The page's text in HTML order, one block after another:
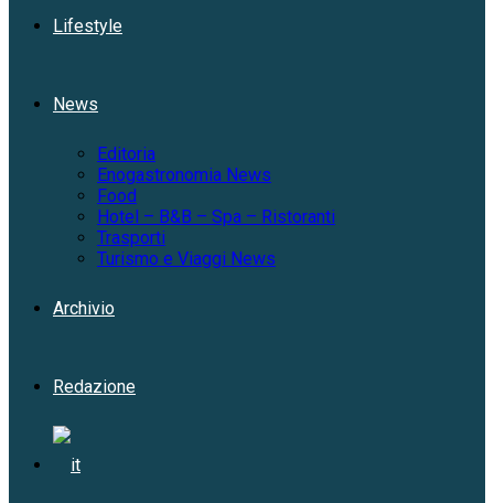
Lifestyle
News
Editoria
Enogastronomia News
Food
Hotel – B&B – Spa – Ristoranti
Trasporti
Turismo e Viaggi News
Archivio
Redazione